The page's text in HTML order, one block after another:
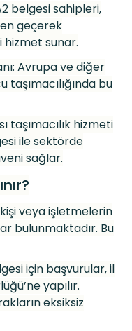
belgesi sahipleri,
geçerek
hizmet sunar.
Avrupa ve diğer
taşımacılığında bu
taşımacılık hizmeti
ile sektörde
sağlar.
r?
veya işletmelerin
bulunmaktadır. Bu
için başvurular, il
yapılır.
eksiksiz